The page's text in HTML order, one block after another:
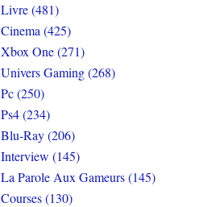
Livre (481)
Cinema (425)
Xbox One (271)
Univers Gaming (268)
Pc (250)
Ps4 (234)
Blu-Ray (206)
Interview (145)
La Parole Aux Gameurs (145)
Courses (130)